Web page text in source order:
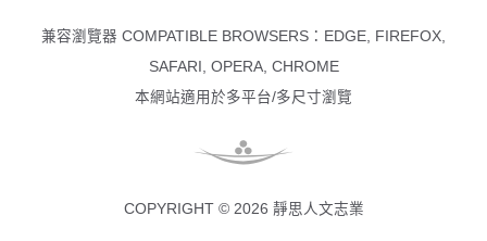
兼容瀏覽器 COMPATIBLE BROWSERS：EDGE, FIREFOX,
SAFARI, OPERA, CHROME
本網站適用於多平台/多尺寸瀏覽
COPYRIGHT © 2026 靜思人文志業